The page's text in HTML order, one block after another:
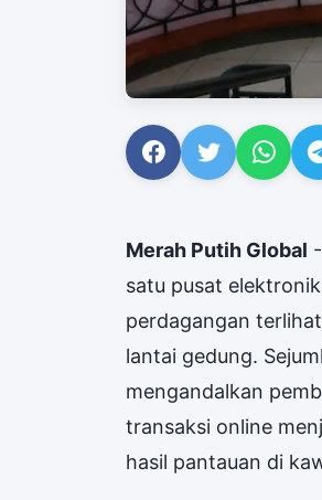
Merah Putih Global
satu pusat
perdagangan
lantai gedung.
mengandalkan
transaksi online
hasil pantauan di